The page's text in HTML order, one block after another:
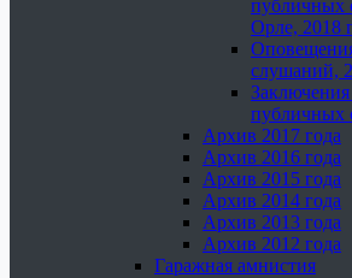
публичных
Орле, 2018
слушаний,
Заключения
публичных
Архив 2017 года
Архив 2016 года
Архив 2015 года
Архив 2014 года
Архив 2013 года
Архив 2012 года
Гаражная амнистия